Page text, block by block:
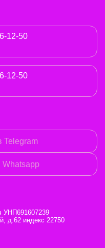
12-50
12-50
Telegram
Whatsapp
УНП691607239
д.62 индекс 22750